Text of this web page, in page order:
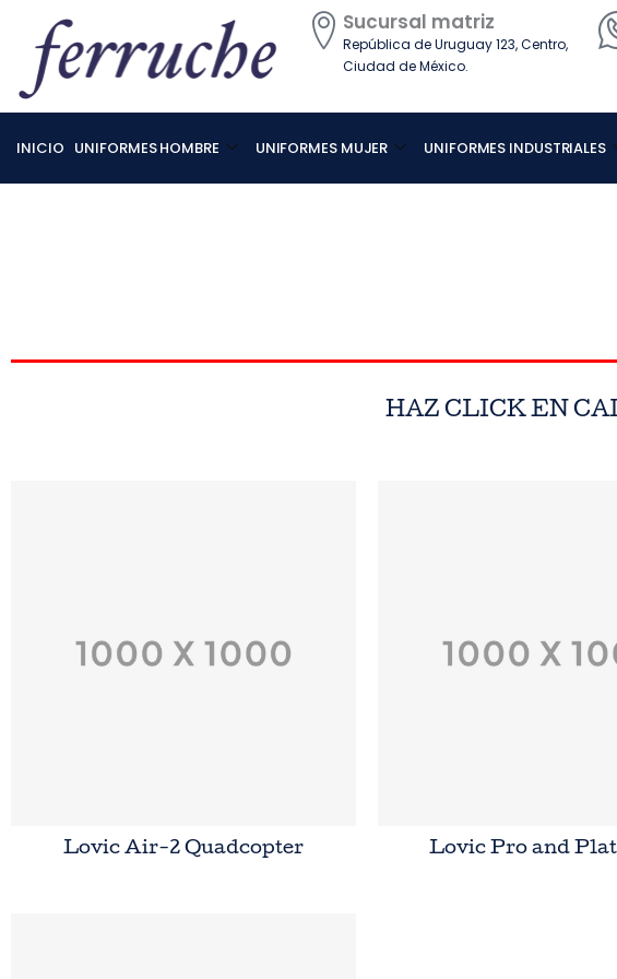
contenido
Sucursal matriz
República de Uruguay 123, Centro,
Ciudad de México.
INICIO UNIFORMES HOMBRE UNIFORMES MUJER UNIFORMES INDUSTRIALES
HAZ CLICK EN
Lovic Air-2 Quadcopter Lovic Pro and